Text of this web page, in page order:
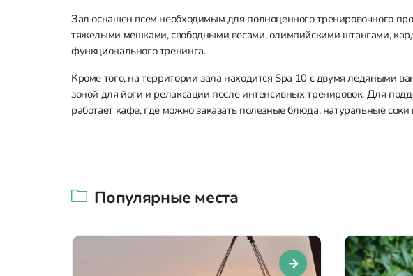
Зал оснащен всем необходимым для полноценного тренировочного
тяжелыми мешками, свободными весами, олимпийскими штангами,
функционального тренинга.
Кроме того, на территории зала находится Spa 10 с двумя ледяными
зоной для йоги и релаксации после интенсивных тренировок. Для
работает кафе, где можно заказать полезные блюда, натуральные
Популярные места